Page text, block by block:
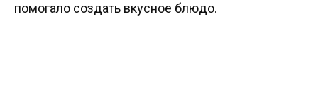
помогало создать вкусное блюдо.